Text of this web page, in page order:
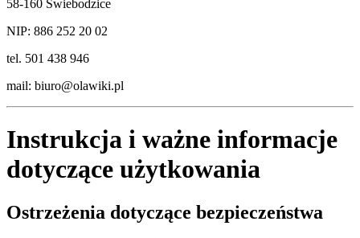
58-160 Świebodzice
NIP: 886 252 20 02
tel. 501 438 946
mail: biuro@olawiki.pl
Instrukcja i ważne informacje
dotyczące użytkowania
Ostrzeżenia dotyczące bezpieczeństwa